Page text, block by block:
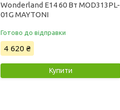
Wonderland E14 60 Вт MOD313PL-
01G MAYTONI
Готово до відправки
4 620 ₴
Купити